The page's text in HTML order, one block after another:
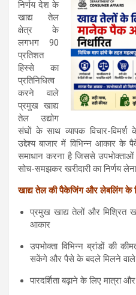
निर्णय देश के
खाद्य तेल
क्षेत्र के
लगभग 90
प्रतिशत
हिस्से का
प्रतिनिधित्व
करने वाले
प्रमुख खाद्य
तेल उद्योग
संघों के साथ व्यापक विचार-
उद्देश्य बाजार में विभिन्न आकार के
समाधान करना है जिससे
सोच-समझकर खरीदारी का निर्णय
खाद्य तेल की पैकेजिंग और लेबलिंग के
प्रमुख खाद्य तेलों और मिश्रित
आकार
उपभोक्ता विभिन्न ब्रांडों की
सकेंगे और पैसे के बदले मिलने
पारदर्शिता बढ़ाने के लिए मात्रा